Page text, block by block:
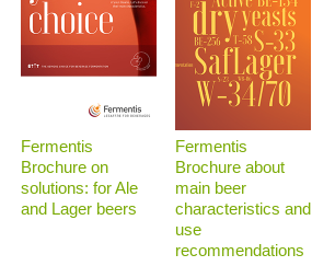
Fermentis
Brochure on
solutions: for Ale
and Lager beers
Fermentis
Brochure about
main beer
characteristics and
use
recommendations